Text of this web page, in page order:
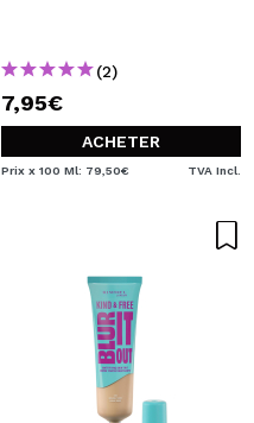
(2)
7,95€
ACHETER
Prix x 100 Ml: 79,50€ TVA Incl.